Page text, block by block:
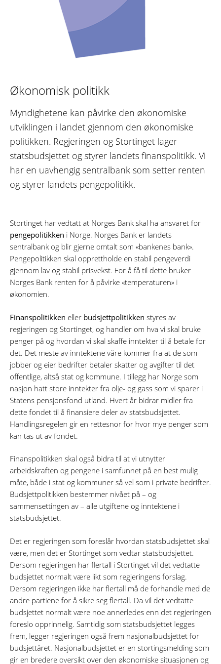
Økonomisk politikk
Myndighetene kan påvirke den økonomiske
utviklingen i landet gjennom den økonomiske
politikken. Regjeringen og Stortinget lager
statsbudsjettet og styrer landets finanspolitikk. Vi
har en uavhengig sentralbank som setter renten
og styrer landets pengepolitikk.
Stortinget har vedtatt at Norges Bank skal ha ansvaret for
pengepolitikken i Norge. Norges Bank er landets
sentralbank og blir gjerne omtalt som «bankenes bank».
Pengepolitikken skal opprettholde en stabil pengeverdi
gjennom lav og stabil prisvekst. For å få til dette bruker
Norges Bank renten for å påvirke «temperaturen» i
økonomien.
Finanspolitikken eller budsjettpolitikken styres av
regjeringen og Stortinget, og handler om hva vi skal bruke
penger på og hvordan vi skal skaffe inntekter til å betale for
det. Det meste av inntektene våre kommer fra at de som
jobber og eier bedrifter betaler skatter og avgifter til det
offentlige, altså stat og kommune. I tillegg har Norge som
nasjon hatt store inntekter fra olje- og gass som vi sparer i
Statens pensjonsfond utland. Hvert år bidrar midler fra
dette fondet til å finansiere deler av statsbudsjettet.
Handlingsregelen gir en rettesnor for hvor mye penger som
kan tas ut av fondet.
Finanspolitikken skal også bidra til at vi utnytter
arbeidskraften og pengene i samfunnet på en best mulig
måte, både i stat og kommuner så vel som i private bedrifter.
Budsjettpolitikken bestemmer nivået på – og
sammensettingen av – alle utgiftene og inntektene i
statsbudsjettet.
Det er regjeringen som foreslår hvordan statsbudsjettet skal
være, men det er Stortinget som vedtar statsbudsjettet.
Dersom regjeringen har flertall i Stortinget vil det vedtatte
budsjettet normalt være likt som regjeringens forslag.
Dersom regjeringen ikke har flertall må de forhandle med de
andre partiene for å sikre seg flertall. Da vil det vedtatte
budsjettet normalt være noe annerledes enn det regjeringen
foreslo opprinnelig. Samtidig som statsbudsjettet legges
frem, legger regjeringen også frem nasjonalbudsjettet for
budsjettåret. Nasjonalbudsjettet er en stortingsmelding som
gir en bredere oversikt over den økonomiske situasjonen og